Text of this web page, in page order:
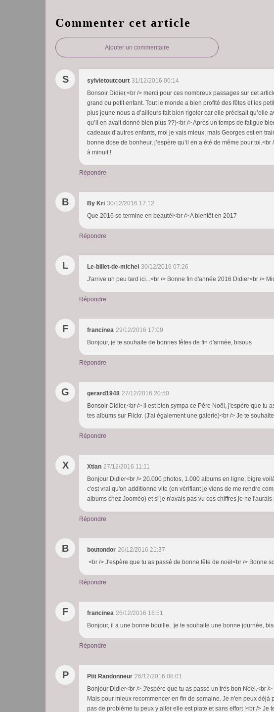
Commenter cet article
Ajouter un commentaire
S sylvietoutcourt 31/12/2016 00:14
Bonsoir Didier,<br /> merci pour ces nombreux passages sur cet
grand ou petit enfant. Tout le monde a bien profité des fêtes et les
plus jeune nous a d’ailleurs fait bien rigoler car elle précisait qu’elle
qu’il en avait donné bien plus ??)<br /> Après un temps de fatigue
cadeaux d’autres enfants, moi je vais mieux, mais Georges est en
bonne dose de bonheur, j’espère qu’il en a été de même pour
à minuit !
Répondre
B By Kri 30/12/2016 17:12
Que 2016 se termine en beauté!<br /> A bientôt en 2017
Répondre
L Le-billet-de-michel 30/12/2016 07:26
J'arrive un peu tard ici...<br /> Bonne fin d'année 2016 Didier<br />
Répondre
F francinea 29/12/2016 17:09
Bonjour, je te souhaite de bonnes fêtes de fin d'année, bisous
Répondre
G gerard1948 27/12/2016 20:50
Bonsoir Didier,<br /> il est bien sympa ce Père Noël, j'espère que tu
tes albums sur Flickr. (J'ai également une galerie)<br /> Je te
Répondre
X Xtian 27/12/2016 11:11
Bonjour Didier<br /> 20.000 photos, 1.000 albums en ligne, bigre
c'est vrai qu'on additionne vite (en vérifiant je viens de me rendre
albums chez Jooméo) et si je n'avais pas vu ces chiffres je ne
Répondre
B boutondor 26/12/2016 21:37
<br /> J'espère que tu as passé de bonne fête de noël<br /> Bonne
Répondre
F francinea 26/12/2016 16:51
Bonjour, il a une bonne bouille, je te souhaite une bonne journée,
Répondre
P Ptit Randonneur 26/12/2016 08:01
Bonjour Didier<br /> J'espère que tu as passé un très bon Noël.<br /
Mais pour mieux recommencer en fin de semaine. Je n'en peux déjà
pas de problème tu peux y aller elle est plate et sans effort !<br /> Je